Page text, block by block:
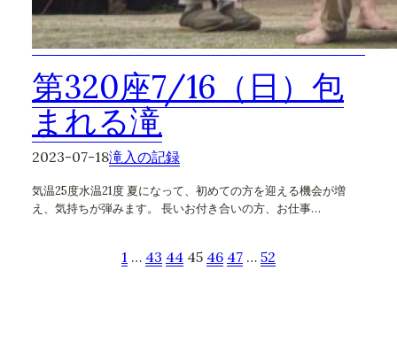
第320座7/16（日）包
まれる滝
2023-07-18滝入の記録
気温25度水温21度 夏になって、初めての方を迎える機会が増
え、気持ちが弾みます。 長いお付き合いの方、お仕事…
1 … 43 44 45 46 47 … 52